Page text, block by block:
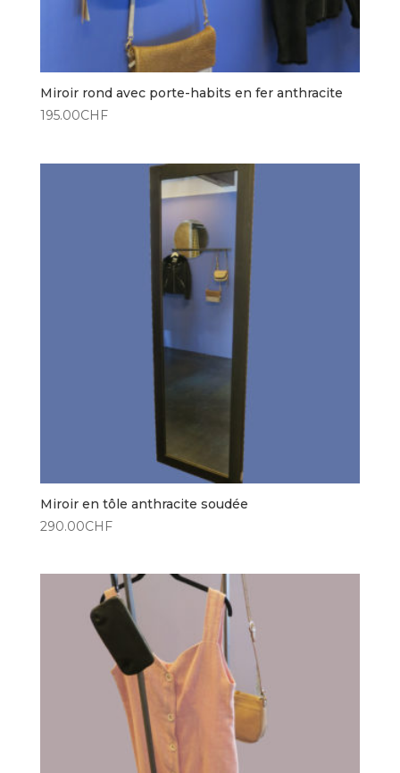
Miroir rond avec porte-habits en fer anthracite
195.00CHF
Miroir en tôle anthracite soudée
290.00CHF